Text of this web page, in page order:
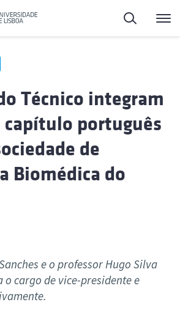
Pesquisa
Técnico integram
capítulo português
de
Biomédica do
e o professor Hugo Silva
cargo de vice-presidente e